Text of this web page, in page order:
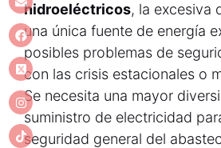
hidroeléctricos, la excesiva
una única fuente de energía
posibles problemas de
con las crisis estacionales o
Se necesita una mayor
suministro de electricidad
seguridad general del